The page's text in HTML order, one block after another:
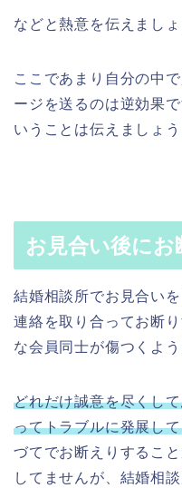
などと熱意を伝えましょ
ここであまり自分の中
ージを送るのは逆効果
いうことは伝えましょう
お見合い後に
結婚相談所でお見合い
連絡を取り合ってお断
な会員同士が傷つくよ
どれだけ誠意を尽くし
ってトラブルに発展し
づてでお断えりするこ
してませんが、結婚相